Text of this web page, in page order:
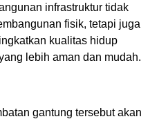
infrastruktur tidak
fisik, tetapi juga
kualitas hidup
lebih aman dan mudah.
gantung tersebut akan